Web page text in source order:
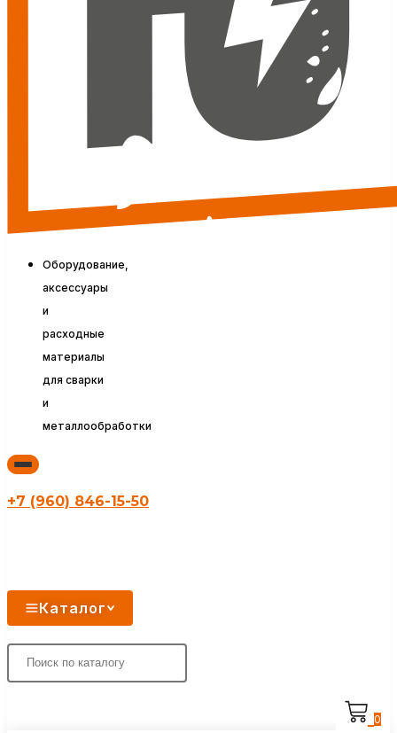
Оборудование,
аксессуары
и
расходные
материалы
для сварки
и
металлообработки
+7 (960) 846-15-50
Каталог
0